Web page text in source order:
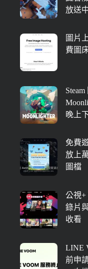
放送中
圖片
費圖
晚上
免費
放上
圖檔
公視+
錄片
收看
LINE
前申